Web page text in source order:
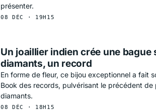
présenter.
08 DÉC · 19H15
Un joaillier indien crée une bague
diamants, un record
En forme de fleur, ce bijou exceptionnel a fait
Book des records, pulvérisant le précédent de
diamants.
08 DÉC · 18H15